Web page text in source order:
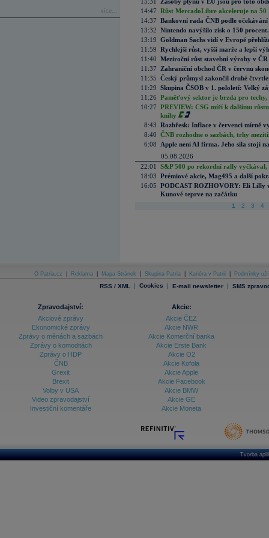
více...
14:47 Růst MercadoLibre akceleruje na
14:37 Bankovní rada ČNB podle
13:32 Nintendo navýšilo zisk o 150
13:19 Goldman Sachs vidí v Evropě
11:59 Rychlejší růst, vyšší marže a lepší
11:40 Meziroční růst stavební výroby v
11:37
Zahraniční obchod ČR v červnu
11:35 Český průmysl zakončil druhé
11:29 Skupina ČSOB v 1. pololetí: Velký
11:26 Paměťový sektor je brzda pro techy,
10:27 PREVIEW: CSG míří k dalšímu
knihy
8:43 Rozbřesk: Inflace v červenci mírně
8:40 ČNB rozhodne o sazbách, trhy
6:08
Apple není AI firma. Jeho síla stojí
05.08.2026
22:01
S&P 500 po rekordní rally vyčkával,
18:03 Prémiové akcie, Mag495 a další
16:05 PODCAST ROZHOVORY: Eli Lilly
Kunové teprve na začátku
1 2 3 4
O Patria.cz Reklama Mapa Stránek Skupina Patria Kariéra v Patrii Podmínky
RSS / XML | Cookies | E-mail newsletter | SMS
Zpravodajství:
Akciové zprávy
Ekonomické zprávy
Zprávy o měnách a sazbách
Zprávy o komoditách
Zprávy o HDP
ČNB
Grexit
Brexit
Volby v USA
Video zpravodajství
Investiční komentáře
Akcie:
Akcie ČEZ
Akcie NWR
Akcie Komerční banka
Akcie Erste Bank
Akcie O2
Akcie Kofola
Akcie Apple
Akcie Facebook
Akcie BMW
Akcie GE
Akcie Moneta
Tvorba